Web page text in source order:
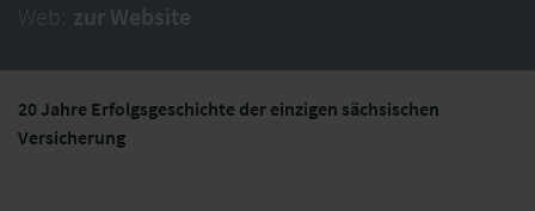
Web: zur Website
20 Jahre Erfolgsgeschichte der einzigen sächsischen
Versicherung